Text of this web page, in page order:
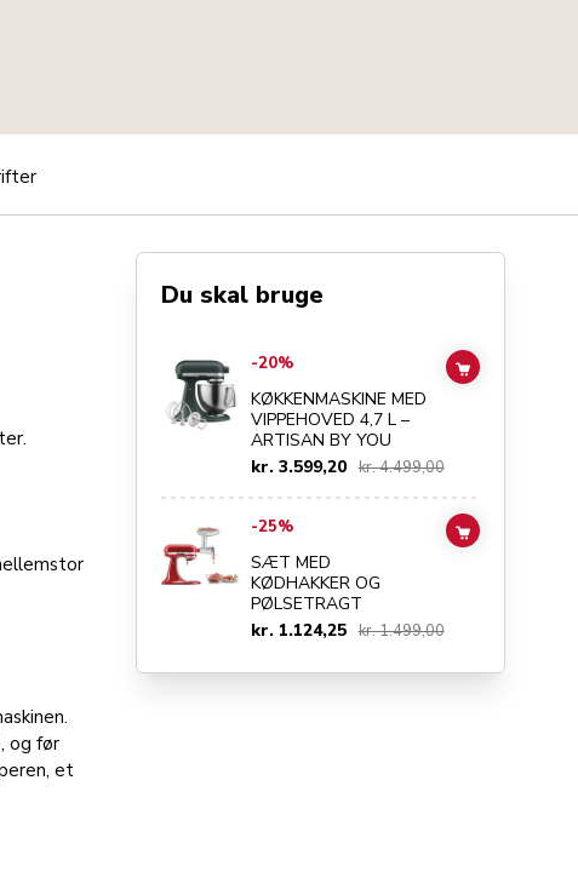
og før
et
Du skal bruge
Go toKØKKENMASKINE MED VIPPEHOVED 4,7 L –
-20%
KØKKENMASKINE MED
VIPPEHOVED 4,7 L –
ARTISAN BY YOU
kr. 3.599,20 kr. 4.499,00
ADD TO CART
SÆT MED KØDHAKKER OG PØLSETRAGT
-25%
SÆT MED
KØDHAKKER OG
PØLSETRAGT
kr. 1.124,25 kr. 1.499,00
ADD TO CART